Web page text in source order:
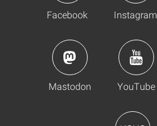
Facebook Instagram
Mastodon YouTube